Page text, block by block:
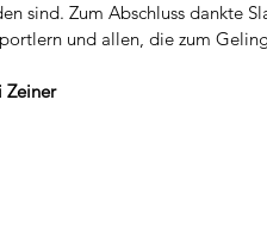
sind. Zum Abschluss dankte
und allen, die zum
Zeiner